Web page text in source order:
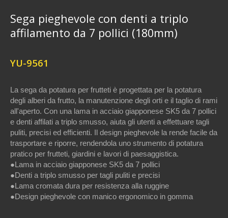
Sega pieghevole con denti a triplo
affilamento da 7 pollici (180mm)
YU-9561
La sega da potatura per frutteti è progettata per la potatura
degli alberi da frutto, la manutenzione degli orti e il taglio di rami
all'aperto. Con una lama in acciaio giapponese SK5 da 7 pollici
e denti affilati a triplo smusso, aiuta gli utenti a effettuare tagli
puliti, precisi ed efficienti. Il design pieghevole la rende facile da
trasportare e riporre, rendendola uno strumento di potatura
pratico per frutteti, giardini e lavori di paesaggistica.
●Lama in acciaio giapponese SK5 da 7 pollici
●Denti a triplo smusso per tagli puliti e precisi
●Lama cromata dura per resistenza alla ruggine
●Design pieghevole con manico ergonomico in gomma